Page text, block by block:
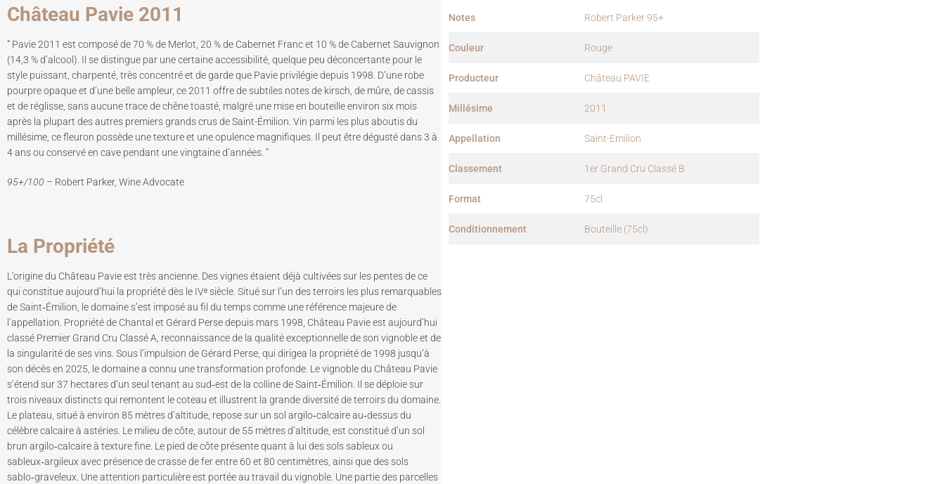
Château Pavie 2011
” Pavie 2011 est composé de 70 % de Merlot, 20 % de Cabernet Franc et 10 % de Cabernet Sauvignon
(14,3 % d’alcool). Il se distingue par une certaine accessibilité, quelque peu déconcertante pour le
style puissant, charpenté, très concentré et de garde que Pavie privilégie depuis 1998. D’une robe
pourpre opaque et d’une belle ampleur, ce 2011 offre de subtiles notes de kirsch, de mûre, de cassis
et de réglisse, sans aucune trace de chêne toasté, malgré une mise en bouteille environ six mois
après la plupart des autres premiers grands crus de Saint-Émilion. Vin parmi les plus aboutis du
millésime, ce fleuron possède une texture et une opulence magnifiques. Il peut être dégusté dans 3 à
4 ans ou conservé en cave pendant une vingtaine d’années. “
95+/100 – Robert Parker, Wine Advocate
La Propriété
L’origine du Château Pavie est très ancienne. Des vignes étaient déjà cultivées sur les pentes de ce
qui constitue aujourd’hui la propriété dès le IVᵉ siècle. Situé sur l’un des terroirs les plus remarquables
de Saint‑Émilion, le domaine s’est imposé au fil du temps comme une référence majeure de
l’appellation. Propriété de Chantal et Gérard Perse depuis mars 1998, Château Pavie est aujourd’hui
classé Premier Grand Cru Classé A, reconnaissance de la qualité exceptionnelle de son vignoble et de
la singularité de ses vins. Sous l’impulsion de Gérard Perse, qui dirigea la propriété de 1998 jusqu’à
son décès en 2025, le domaine a connu une transformation profonde. Le vignoble du Château Pavie
s’étend sur 37 hectares d’un seul tenant au sud‑est de la colline de Saint‑Émilion. Il se déploie sur
trois niveaux distincts qui remontent le coteau et illustrent la grande diversité de terroirs du domaine.
Le plateau, situé à environ 85 mètres d’altitude, repose sur un sol argilo‑calcaire au‑dessus du
célèbre calcaire à astéries. Le milieu de côte, autour de 55 mètres d’altitude, est constitué d’un sol
brun argilo‑calcaire à texture fine. Le pied de côte présente quant à lui des sols sableux ou
sableux‑argileux avec présence de crasse de fer entre 60 et 80 centimètres, ainsi que des sols
sablo‑graveleux. Une attention particulière est portée au travail du vignoble. Une partie des parcelles
Notes Robert Parker 95+
Couleur Rouge
Producteur Château PAVIE
Millésime 2011
Appellation Saint-Emilion
Classement 1er Grand Cru Classé B
Format 75cl
Conditionnement Bouteille (75cl)